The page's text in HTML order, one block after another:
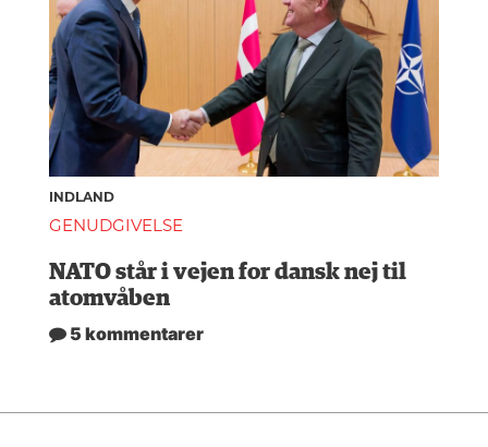
INDLAND
GENUDGIVELSE
NATO står i vejen for dansk nej til
atomvåben
5 kommentarer